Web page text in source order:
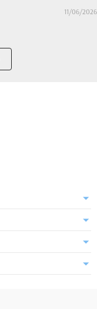
11/06/2026